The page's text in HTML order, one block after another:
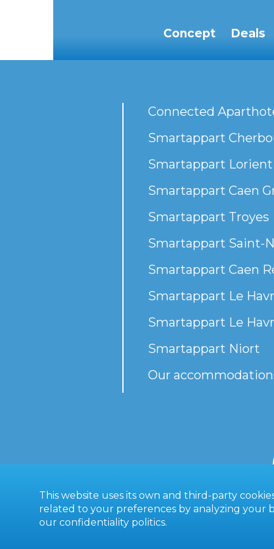
Concept Deals
Connected
Smartappart
Smartappart Lorient
Smartappart Caen
Smartappart Troyes
Smartappart Saint-
Smartappart Caen
Smartappart Le
Smartappart Le
Smartappart Niort
Our
This website uses its own and third-party
related to your preferences by analyzing your
our confidentiality politics.